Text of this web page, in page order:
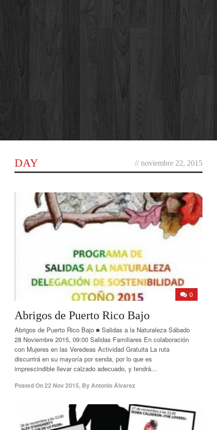
DAY // noviembre 22, 2015
0
Abrigos de Puerto Rico Bajo
Abrigos de Puerto Rico Bajo ■ Salidas a la Naturaleza Sábado
28 Noviembre 2015, 09:00 Salidas Familiares En colaboración
con Mujeres en las Veredeas Actividad Gratuita La ruta
discurrirá en su mayoría por senda, por lo que es
imprescindible llevar calzado adecuado, y tendrá...
Posted On22 Nov 2015, ByAntonio Álvarez